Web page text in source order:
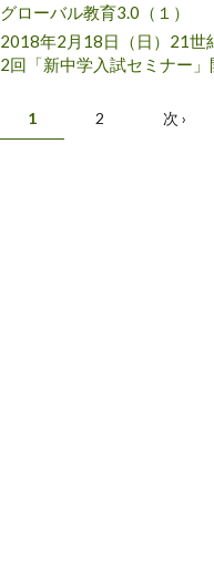
グローバル教育3.0（１）
2018年2月18日（日）21
2回「新中学入試セミナー」
ページ
1 2 次 ›